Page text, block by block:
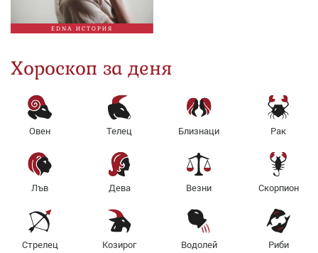
EDNA ИСТОРИЯ
Хороскоп за деня
Овен Телец Близнаци Рак
Лъв Дева Везни Скорпион
Стрелец Козирог Водолей Риби